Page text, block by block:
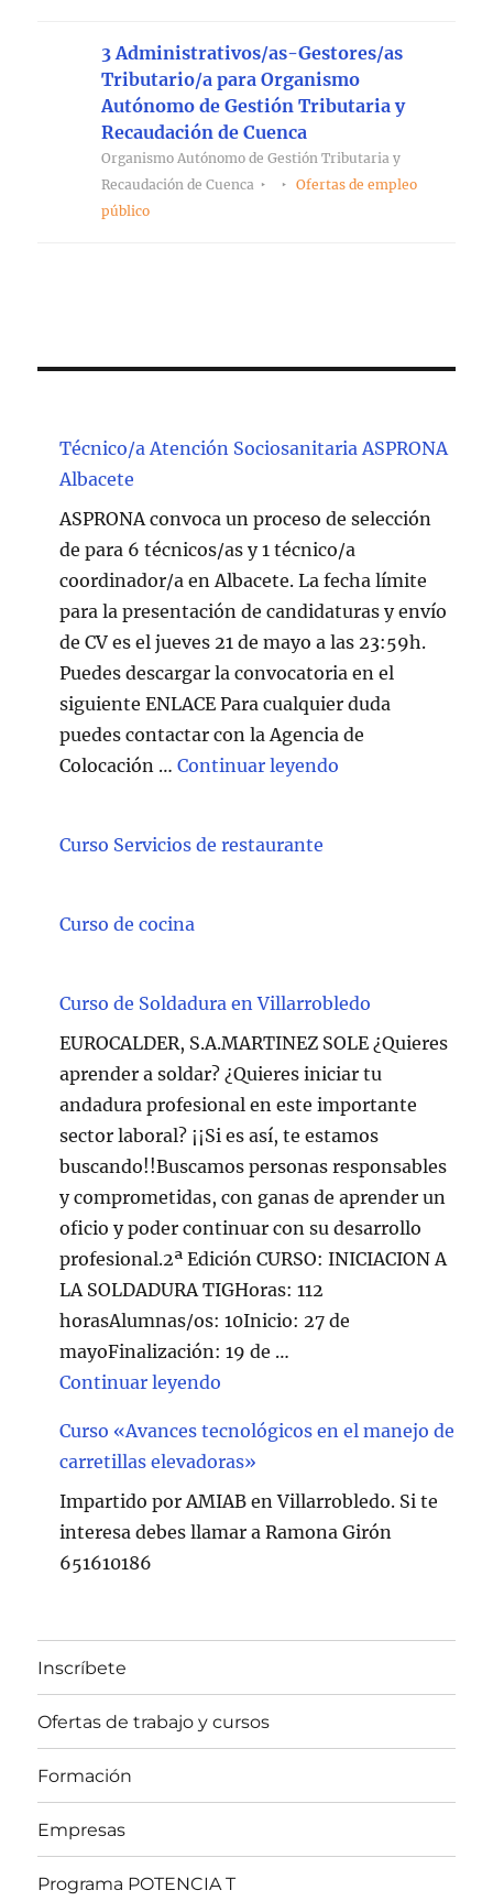
3 Administrativos/as-Gestores/as
Tributario/a para Organismo
Autónomo de Gestión Tributaria y
Recaudación de Cuenca
Organismo Autónomo de Gestión Tributaria y
Recaudación de Cuenca
Ofertas de empleo
público
Técnico/a Atención Sociosanitaria ASPRONA
Albacete
ASPRONA convoca un proceso de selección
de para 6 técnicos/as y 1 técnico/a
coordinador/a en Albacete. La fecha límite
para la presentación de candidaturas y envío
de CV es el jueves 21 de mayo a las 23:59h.
Puedes descargar la convocatoria en el
siguiente ENLACE Para cualquier duda
puedes contactar con la Agencia de
Colocación …Continuar leyendo
Curso Servicios de restaurante
Curso de cocina
Curso de Soldadura en Villarrobledo
EUROCALDER, S.A.MARTINEZ SOLE ¿Quieres
aprender a soldar? ¿Quieres iniciar tu
andadura profesional en este importante
sector laboral? ¡¡Si es así, te estamos
buscando!!Buscamos personas responsables
y comprometidas, con ganas de aprender un
oficio y poder continuar con su desarrollo
profesional.2ª Edición CURSO: INICIACION A
LA SOLDADURA TIGHoras: 112
horasAlumnas/os: 10Inicio: 27 de
mayoFinalización: 19 de …
Continuar leyendo
Curso «Avances tecnológicos en el manejo de
carretillas elevadoras»
Impartido por AMIAB en Villarrobledo. Si te
interesa debes llamar a Ramona Girón
651610186
Inscríbete
Ofertas de trabajo y cursos
Formación
Empresas
Programa POTENCIA T